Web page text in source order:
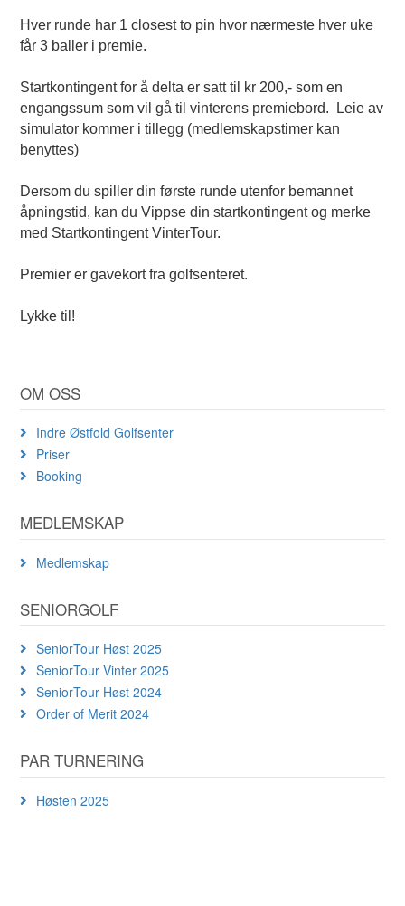
Hver runde har 1 closest to pin hvor nærmeste hver uke
får 3 baller i premie.
Startkontingent for å delta er satt til kr 200,- som en
engangssum som vil gå til vinterens premiebord. Leie av
simulator kommer i tillegg (medlemskapstimer kan
benyttes)
Dersom du spiller din første runde utenfor bemannet
åpningstid, kan du Vippse din startkontingent og merke
med Startkontingent VinterTour.
Premier er gavekort fra golfsenteret.
Lykke til!
OM OSS
Indre Østfold Golfsenter
Priser
Booking
MEDLEMSKAP
Medlemskap
SENIORGOLF
SeniorTour Høst 2025
SeniorTour Vinter 2025
SeniorTour Høst 2024
Order of Merit 2024
PAR TURNERING
Høsten 2025